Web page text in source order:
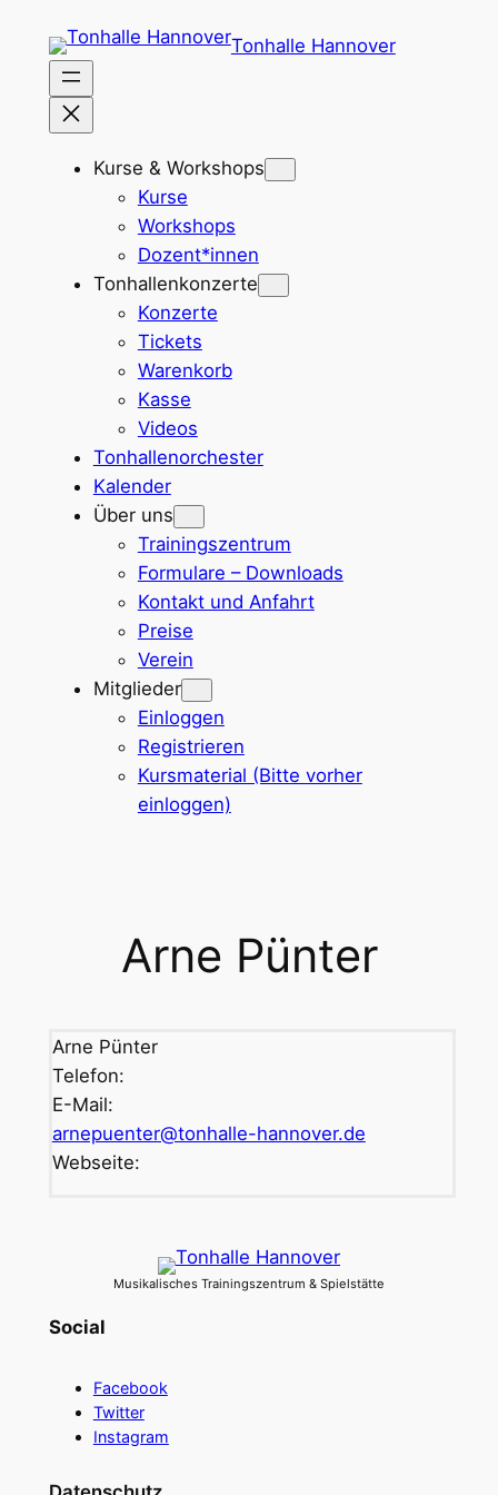
Inhalt
springen
Tonhalle Hannover
Kurse & Workshops
Kurse
Workshops
Dozent*innen
Tonhallenkonzerte
Konzerte
Tickets
Warenkorb
Kasse
Videos
Tonhallenorchester
Kalender
Über uns
Trainingszentrum
Formulare – Downloads
Kontakt und Anfahrt
Preise
Verein
Mitglieder
Einloggen
Registrieren
Kursmaterial (Bitte vorher
einloggen)
Arne Pünter
Arne Pünter
Telefon:
E-Mail:
arnepuenter@tonhalle-hannover.de
Webseite:
Musikalisches Trainingszentrum & Spielstätte
Social
Facebook
Twitter
Instagram